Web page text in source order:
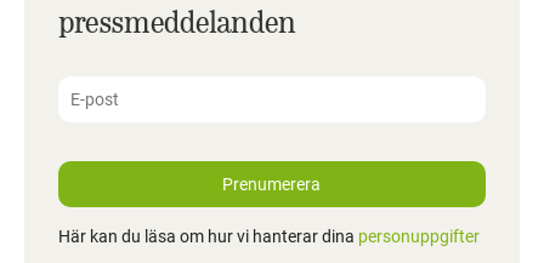
pressmeddelanden
Prenumerera
Här kan du läsa om hur vi hanterar dina personuppgifter